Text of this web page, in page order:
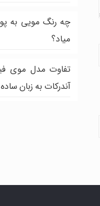
چه رنگ مویی به
میاد؟
تفاوت مدل موی
آندرکات به زبان ساده